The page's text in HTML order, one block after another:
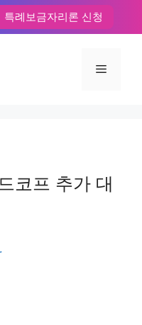
특례보금자리론 신청
메
코프 추가 대